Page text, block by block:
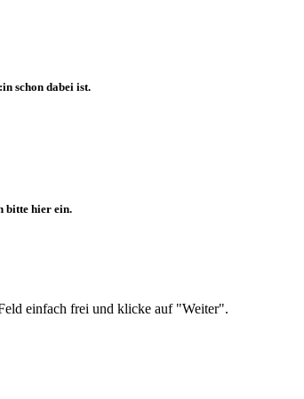
schon dabei ist.
bitte hier ein.
einfach frei und klicke auf "Weiter".